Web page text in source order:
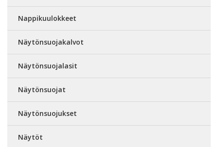
Nappikuulokkeet
Näytönsuojakalvot
Näytönsuojalasit
Näytönsuojat
Näytönsuojukset
Näytöt